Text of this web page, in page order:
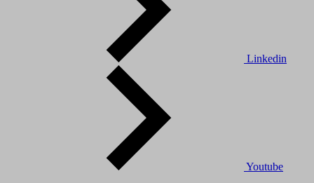
Linkedin
Youtube